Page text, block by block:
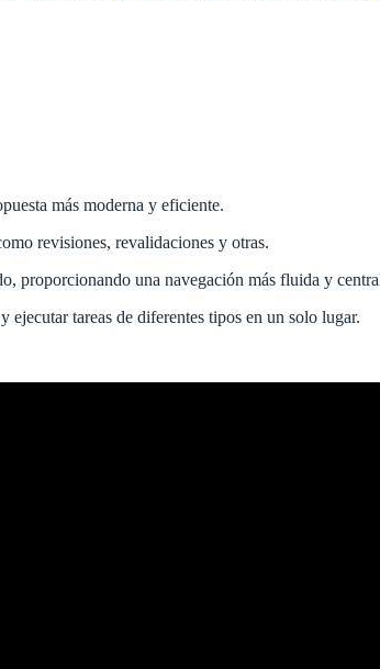
más moderna y eficiente.
revisiones, revalidaciones y otras.
proporcionando una navegación más fluida y
tareas de diferentes tipos en un solo lugar.